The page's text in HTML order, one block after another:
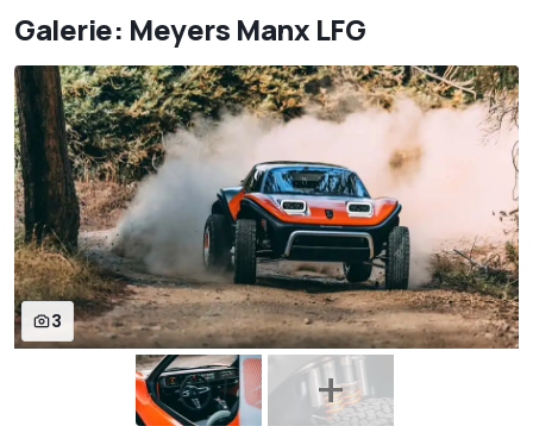
Galerie: Meyers Manx LFG
3